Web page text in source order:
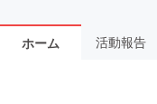
ホーム 活動報告